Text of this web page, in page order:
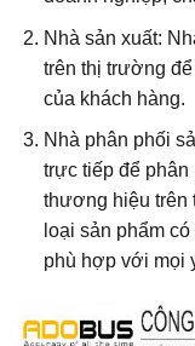
Nhà sản xuất:
trên thị trường
của khách hàng.
Nhà phân phối
trực tiếp để phân
thương hiệu trên
loại sản phẩm
phù hợp với mọi